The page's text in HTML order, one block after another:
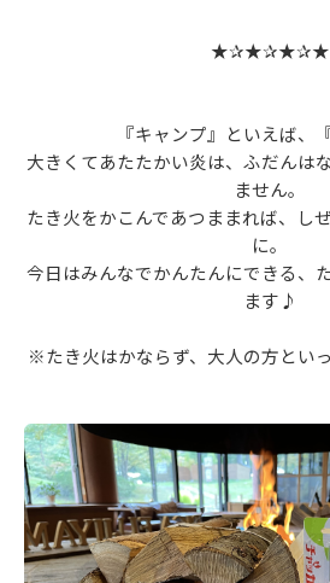
★✰★✰★✰★
『キャンプ』といえば、
大きくてあたたかい炎は、ふだんは
ません。
たき火をかこんであつままれば、し
に。
今日はみんなでかんたんにできる、
ます♪
※たき火はかならず、大人の方とい